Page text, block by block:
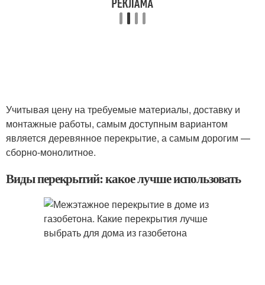
Учитывая цену на требуемые материалы, доставку и
монтажные работы, самым доступным вариантом
является деревянное перекрытие, а самым дорогим —
сборно-монолитное.
Виды перекрытий: какое лучше использовать